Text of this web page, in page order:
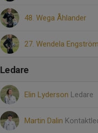
48. Wega Åhlander
27. Wendela Engström
Ledare
Elin Lyderson Ledare
Martin Dalin